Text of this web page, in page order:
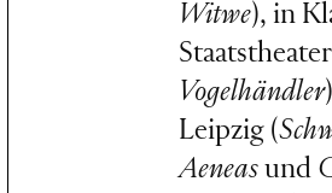
Witwe), in
Vogelhändler
Leipzig (
Aeneasund